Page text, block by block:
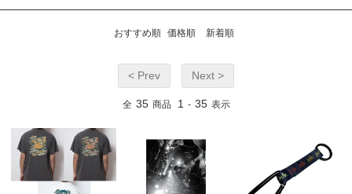
おすすめ順 価格順 新着順
< Prev Next >
全 35 商品 1 - 35 表示